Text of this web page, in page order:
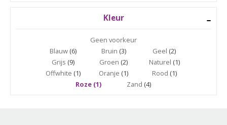
Kleur
Geen voorkeur
Blauw(6) Bruin (3) Geel (2)
Grijs (9) Groen (2) Naturel (1)
Offwhite (1) Oranje (1) Rood (1)
Roze (1)
Zand (4)